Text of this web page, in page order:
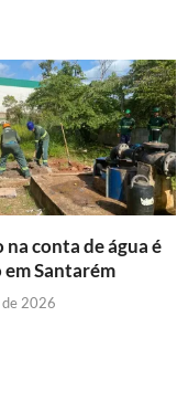
conta de água é
em Santarém
2026